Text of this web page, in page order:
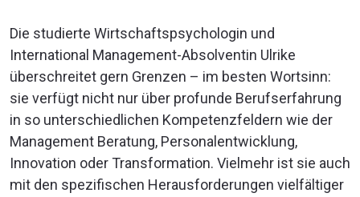
Die studierte Wirtschaftspsychologin und
International Management-Absolventin Ulrike
überschreitet gern Grenzen – im besten Wortsinn:
sie verfügt nicht nur über profunde Berufserfahrung
in so unterschiedlichen Kompetenzfeldern wie der
Management Beratung, Personalentwicklung,
Innovation oder Transformation. Vielmehr ist sie auch
mit den spezifischen Herausforderungen vielfältiger